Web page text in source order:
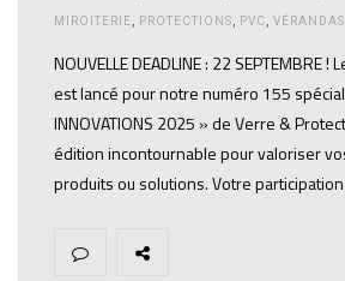
MIROITERIE PROTECTIONS PVC VÉRANDAS
NOUVELLE DEADLINE : 22 SEPTEMBRE
est lancé pour notre numéro 155 spécial
INNOVATIONS 2025 » de Verre &
édition incontournable pour valoriser
produits ou solutions. Votre